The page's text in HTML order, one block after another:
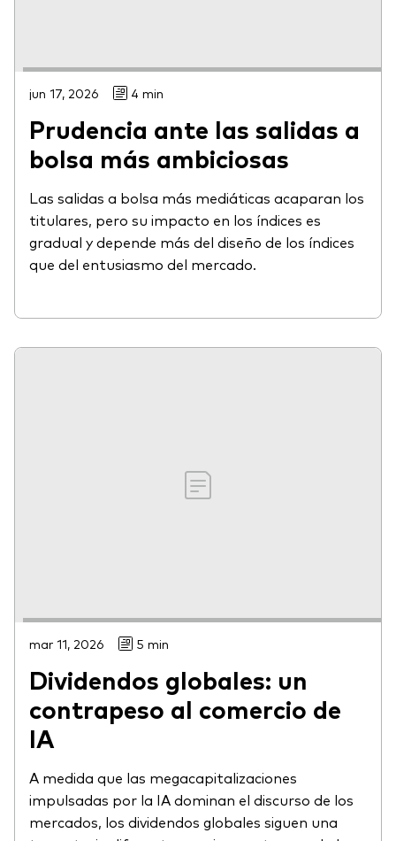
jun 17, 2026 4 min
Prudencia ante las salidas a
bolsa más ambiciosas
Las salidas a bolsa más mediáticas acaparan los
titulares, pero su impacto en los índices es
gradual y depende más del diseño de los índices
que del entusiasmo del mercado.
mar 11, 2026 5 min
Dividendos globales: un
contrapeso al comercio de
IA
A medida que las megacapitalizaciones
impulsadas por la IA dominan el discurso de los
mercados, los dividendos globales siguen una